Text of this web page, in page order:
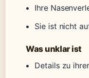
Ihre
Sie ist nicht
Was unklar ist
Details zu